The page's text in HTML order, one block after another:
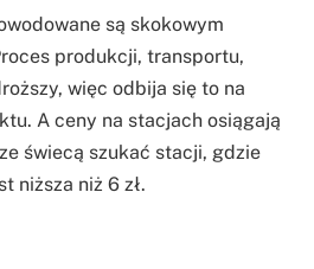
są skokowym
produkcji, transportu,
więc odbija się to na
A ceny na stacjach osiągają
świecą szukać stacji, gdzie
niższa niż 6 zł.